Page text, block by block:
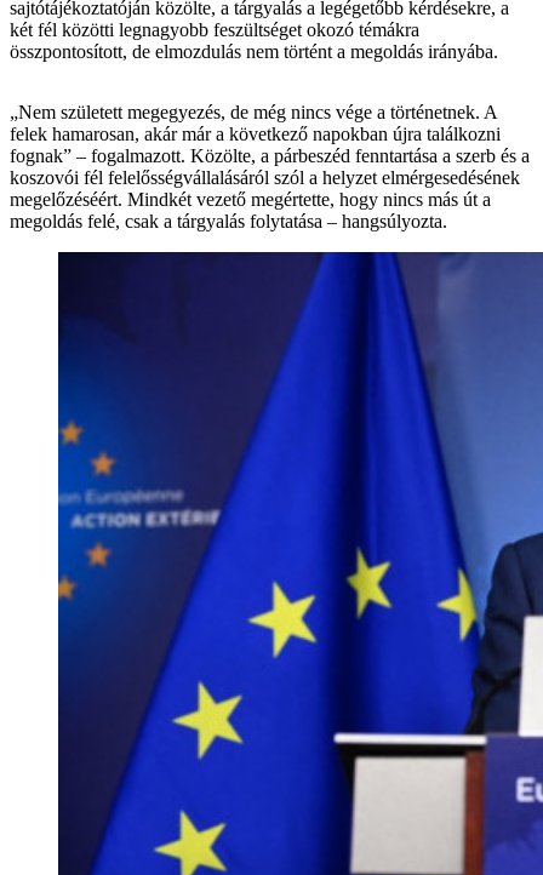
sajtótájékoztatóján közölte, a tárgyalás a legégetőbb kérdésekre, a
két fél közötti legnagyobb feszültséget okozó témákra
összpontosított, de elmozdulás nem történt a megoldás irányába.
„Nem született megegyezés, de még nincs vége a történetnek. A
felek hamarosan, akár már a következő napokban újra találkozni
fognak” – fogalmazott. Közölte, a párbeszéd fenntartása a szerb és a
koszovói fél felelősségvállalásáról szól a helyzet elmérgesedésének
megelőzéséért. Mindkét vezető megértette, hogy nincs más út a
megoldás felé, csak a tárgyalás folytatása – hangsúlyozta.